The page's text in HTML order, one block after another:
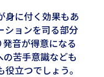
身に付く効果もあ
ションを司る部分
音が得意になる
の苦手意識なども
立つでしょう。